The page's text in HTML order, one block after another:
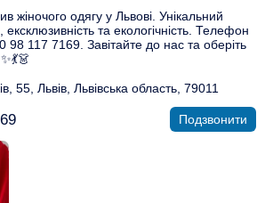
жіночого одягу у Львові. Унікальний
ексклюзивність та екологічність. Телефон
117 7169. Завітайте до нас та оберіть
55, Львів, Львівська область, 79011
Подзвонити